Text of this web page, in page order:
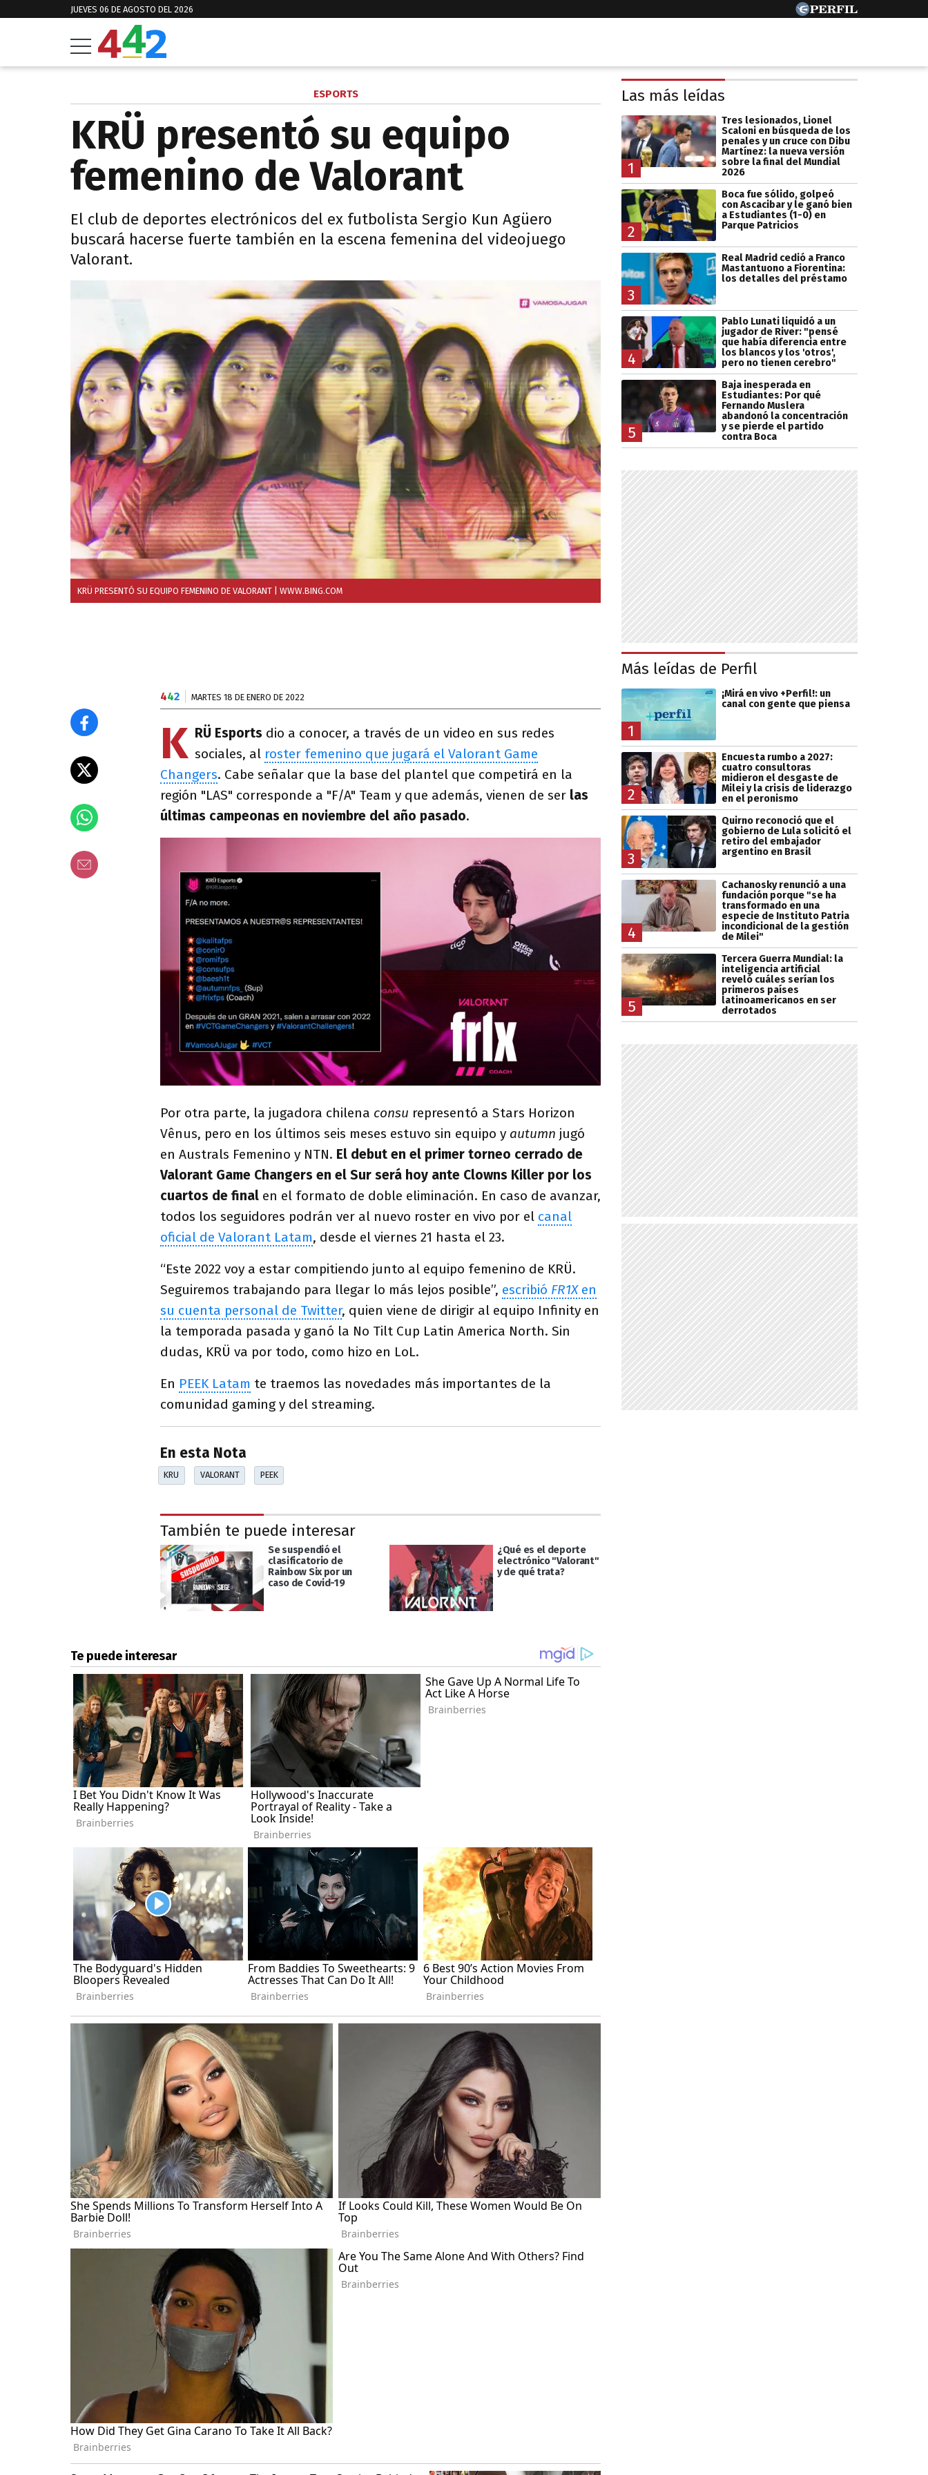
JUEVES 06 DE AGOSTO DEL 2026
ESPORTS
KRÜ presentó su equipo
femenino de Valorant
El club de deportes electrónicos del ex futbolista Sergio Kun Agüero
buscará hacerse fuerte también en la escena femenina del videojuego
Valorant.
KRÜ PRESENTÓ SU EQUIPO FEMENINO DE VALORANT | WWW.BING.COM
442 MARTES 18 DE ENERO DE 2022
K RÜ Esports dio a conocer, a través de un video en sus redes
sociales, al roster femenino que jugará el Valorant Game
Changers. Cabe señalar que la base del plantel que competirá en la
región "LAS" corresponde a "F/A" Team y que además, vienen de ser las
últimas campeonas en noviembre del año pasado.
Por otra parte, la jugadora chilena consu representó a Stars Horizon
Vênus, pero en los últimos seis meses estuvo sin equipo y autumn jugó
en Australs Femenino y NTN. El debut en el primer torneo cerrado de
Valorant Game Changers en el Sur será hoy ante Clowns Killer por los
cuartos de final en el formato de doble eliminación. En caso de avanzar,
todos los seguidores podrán ver al nuevo roster en vivo por el canal
oficial de Valorant Latam, desde el viernes 21 hasta el 23.
“Este 2022 voy a estar compitiendo junto al equipo femenino de KRÜ.
Seguiremos trabajando para llegar lo más lejos posible”, escribió FR1Xen
su cuenta personal de Twitter, quien viene de dirigir al equipo Infinity en
la temporada pasada y ganó la No Tilt Cup Latin America North. Sin
dudas, KRÜ va por todo, como hizo en LoL.
En PEEK Latam te traemos las novedades más importantes de la
comunidad gaming y del streaming.
En esta Nota
KRU VALORANT PEEK
También te puede interesar
Se suspendió el
clasificatorio de
Rainbow Six por un
caso de Covid-19
¿Qué es el deporte
electrónico "Valorant"
y de qué trata?
Las más leídas
1
Tres lesionados, Lionel
Scaloni en búsqueda de los
penales y un cruce con Dibu
Martínez: la nueva versión
sobre la final del Mundial
2026
2
Boca fue sólido, golpeó
con Ascacibar y le ganó bien
a Estudiantes (1-0) en
Parque Patricios
3
Real Madrid cedió a Franco
Mastantuono a Fiorentina:
los detalles del préstamo
4
Pablo Lunati liquidó a un
jugador de River: "pensé
que había diferencia entre
los blancos y los 'otros',
pero no tienen cerebro"
5
Baja inesperada en
Estudiantes: Por qué
Fernando Muslera
abandonó la concentración
y se pierde el partido
contra Boca
Más leídas de Perfil
1
¡Mirá en vivo +Perfil!: un
canal con gente que piensa
2
Encuesta rumbo a 2027:
cuatro consultoras
midieron el desgaste de
Milei y la crisis de liderazgo
en el peronismo
3
Quirno reconoció que el
gobierno de Lula solicitó el
retiro del embajador
argentino en Brasil
4
Cachanosky renunció a una
fundación porque "se ha
transformado en una
especie de Instituto Patria
incondicional de la gestión
de Milei"
5
Tercera Guerra Mundial: la
inteligencia artificial
reveló cuáles serían los
primeros países
latinoamericanos en ser
derrotados